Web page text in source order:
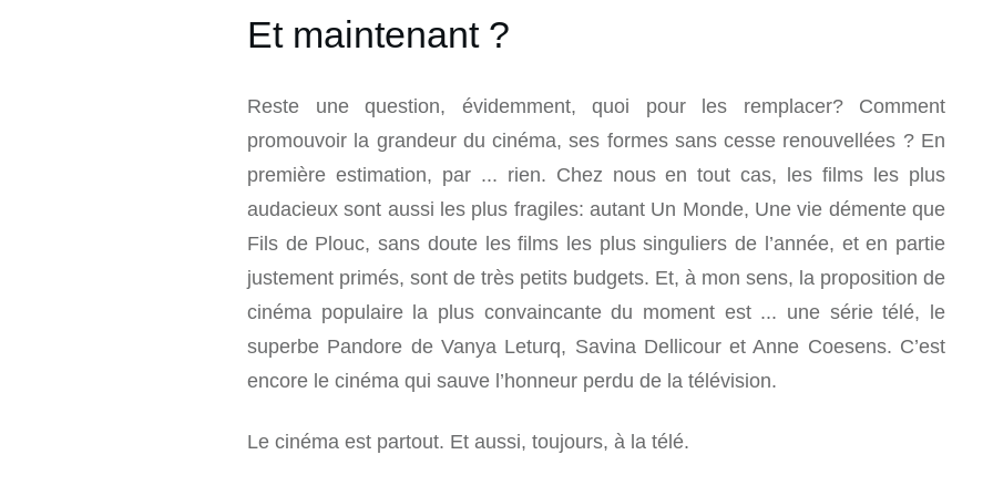
Et maintenant ?
Reste une question, évidemment, quoi pour les remplacer? Comment
promouvoir la grandeur du cinéma, ses formes sans cesse renouvellées ? En
première estimation, par ... rien. Chez nous en tout cas, les films les plus
audacieux sont aussi les plus fragiles: autant Un Monde, Une vie démente que
Fils de Plouc, sans doute les films les plus singuliers de l’année, et en partie
justement primés, sont de très petits budgets. Et, à mon sens, la proposition de
cinéma populaire la plus convaincante du moment est ... une série télé, le
superbe Pandore de Vanya Leturq, Savina Dellicour et Anne Coesens. C’est
encore le cinéma qui sauve l’honneur perdu de la télévision.
Le cinéma est partout. Et aussi, toujours, à la télé.